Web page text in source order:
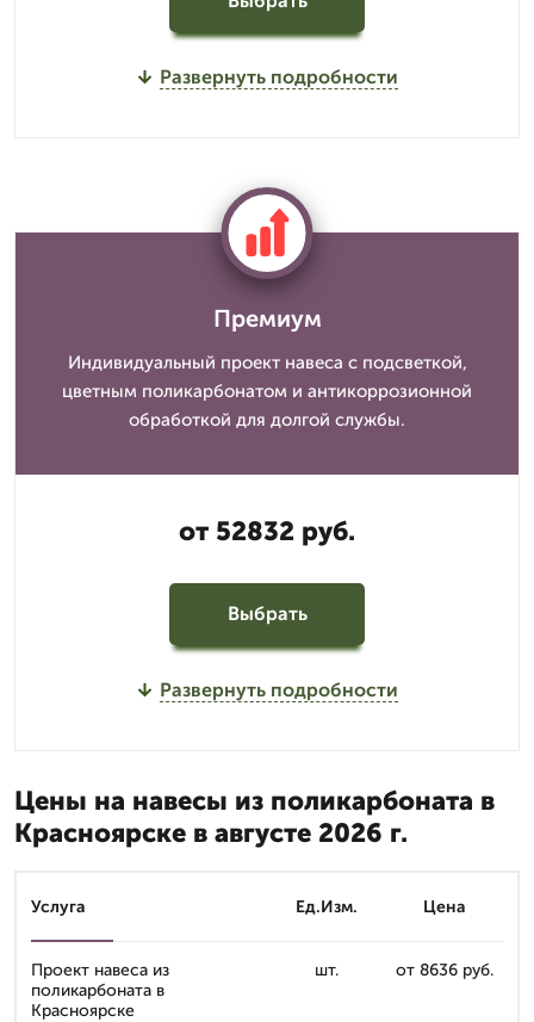
Развернуть подробности
Премиум
Индивидуальный проект навеса с подсветкой,
цветным поликарбонатом и антикоррозионной
обработкой для долгой службы.
от 52832 руб.
Выбрать
Развернуть подробности
Цены на навесы из поликарбоната в
Красноярске в августе 2026 г.
Услуга Ед.Изм. Цена
Проект навеса из
поликарбоната в
Красноярске
шт. от 8636 руб.